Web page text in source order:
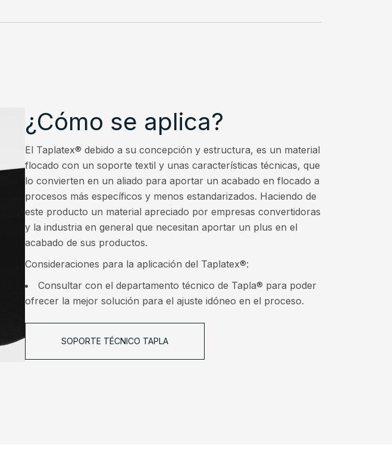
¿Cómo se aplica?
El Taplatex® debido a su concepción y estructura, es un material
flocado con un soporte textil y unas características técnicas, que
lo convierten en un aliado para aportar un acabado en flocado a
procesos más específicos y menos estandarizados. Haciendo de
este producto un material apreciado por empresas convertidoras
y la industria en general que necesitan aportar un plus en el
acabado de sus productos.
Consideraciones para la aplicación del Taplatex®:
Consultar con el departamento técnico de Tapla® para poder
ofrecer la mejor solución para el ajuste idóneo en el proceso.
SOPORTE TÉCNICO TAPLA